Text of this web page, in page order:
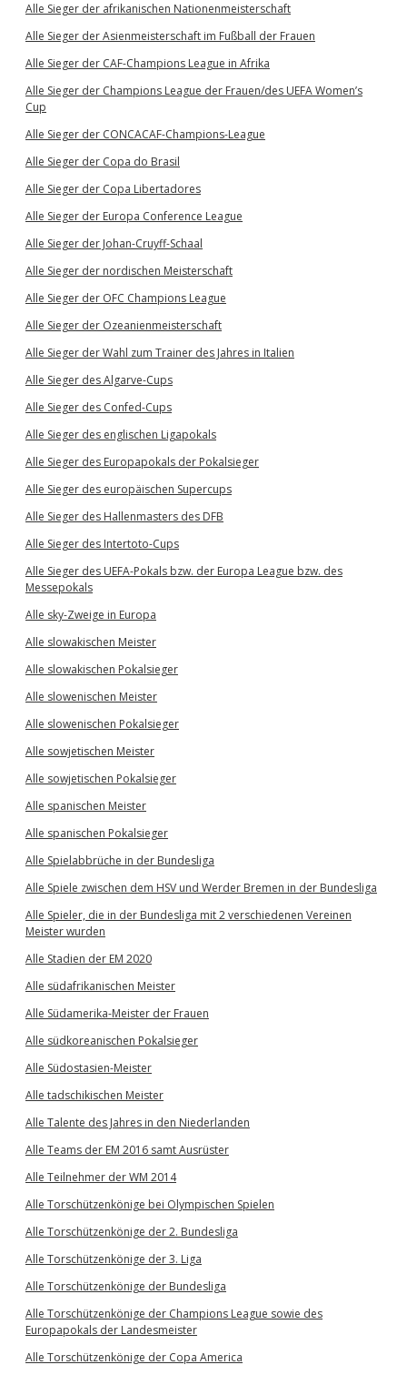
Alle Sieger der afrikanischen Nationenmeisterschaft
Alle Sieger der Asienmeisterschaft im Fußball der Frauen
Alle Sieger der CAF-Champions League in Afrika
Alle Sieger der Champions League der Frauen/des UEFA Women’s
Cup
Alle Sieger der CONCACAF-Champions-League
Alle Sieger der Copa do Brasil
Alle Sieger der Copa Libertadores
Alle Sieger der Europa Conference League
Alle Sieger der Johan-Cruyff-Schaal
Alle Sieger der nordischen Meisterschaft
Alle Sieger der OFC Champions League
Alle Sieger der Ozeanienmeisterschaft
Alle Sieger der Wahl zum Trainer des Jahres in Italien
Alle Sieger des Algarve-Cups
Alle Sieger des Confed-Cups
Alle Sieger des englischen Ligapokals
Alle Sieger des Europapokals der Pokalsieger
Alle Sieger des europäischen Supercups
Alle Sieger des Hallenmasters des DFB
Alle Sieger des Intertoto-Cups
Alle Sieger des UEFA-Pokals bzw. der Europa League bzw. des
Messepokals
Alle sky-Zweige in Europa
Alle slowakischen Meister
Alle slowakischen Pokalsieger
Alle slowenischen Meister
Alle slowenischen Pokalsieger
Alle sowjetischen Meister
Alle sowjetischen Pokalsieger
Alle spanischen Meister
Alle spanischen Pokalsieger
Alle Spielabbrüche in der Bundesliga
Alle Spiele zwischen dem HSV und Werder Bremen in der Bundesliga
Alle Spieler, die in der Bundesliga mit 2 verschiedenen Vereinen
Meister wurden
Alle Stadien der EM 2020
Alle südafrikanischen Meister
Alle Südamerika-Meister der Frauen
Alle südkoreanischen Pokalsieger
Alle Südostasien-Meister
Alle tadschikischen Meister
Alle Talente des Jahres in den Niederlanden
Alle Teams der EM 2016 samt Ausrüster
Alle Teilnehmer der WM 2014
Alle Torschützenkönige bei Olympischen Spielen
Alle Torschützenkönige der 2. Bundesliga
Alle Torschützenkönige der 3. Liga
Alle Torschützenkönige der Bundesliga
Alle Torschützenkönige der Champions League sowie des
Europapokals der Landesmeister
Alle Torschützenkönige der Copa America